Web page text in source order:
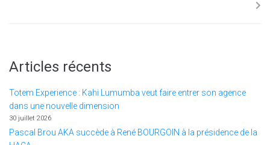
Articles récents
Totem Experience : Kahi Lumumba veut faire entrer son agence
dans une nouvelle dimension
30 juillet 2026
Pascal Brou AKA succède à René BOURGOIN à la présidence de la